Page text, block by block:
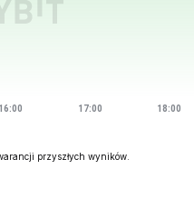
przyszłych wyników.